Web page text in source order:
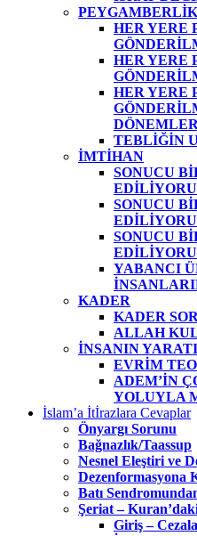
PEYGAMBERLİK
HER YERE
HER YERE
HER YERE
TEBLİĞİN
İMTİHAN
SONUCU
SONUCU
SONUCU
YABANCI
KADER
KADER
ALLAH
İNSANIN
EVRİM
ADEM’İN
YOLUYLA
İslam’a İtİrazlara Cevaplar
Önyargı Sorunu
Bağnazlık/Taassup
Nesnel Eleştiri ve
Dezenformasyona
Batı
Şeriat –
Giriş –